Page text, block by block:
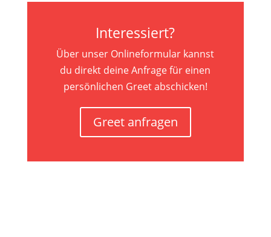
Interessiert?
Über unser Onlineformular kannst
du direkt deine Anfrage für einen
persönlichen Greet abschicken!
Greet anfragen